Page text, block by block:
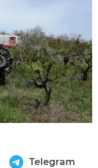
Telegram